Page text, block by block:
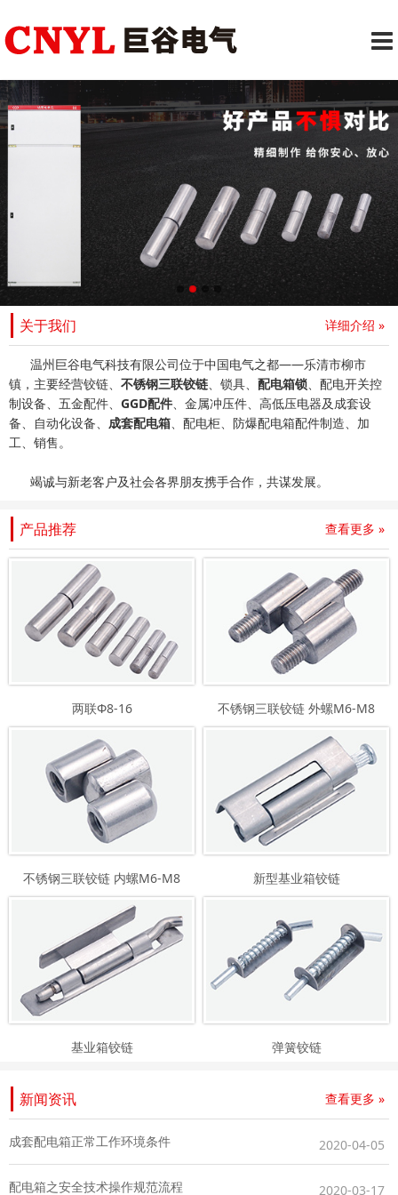
关于我们 详细介绍 »
温州巨谷电气科技有限公司位于中国电气之都——乐清市柳市
镇，主要经营铰链、 不锈钢三联铰链、锁具、 配电箱锁、配电开关控
制设备、五金配件、 GGD配件、金属冲压件、高低压电器及成套设
备、自动化设备、 成套配电箱、配电柜、防爆配电箱配件制造、加
工、销售。
竭诚与新老客户及社会各界朋友携手合作，共谋发展。
产品推荐 查看更多 »
两联Φ8-16 不锈钢三联铰链 外螺M6-M8
不锈钢三联铰链 内螺M6-M8 新型基业箱铰链
基业箱铰链 弹簧铰链
新闻资讯 查看更多 »
成套配电箱正常工作环境条件 2020-04-05
配电箱之安全技术操作规范流程 2020-03-17